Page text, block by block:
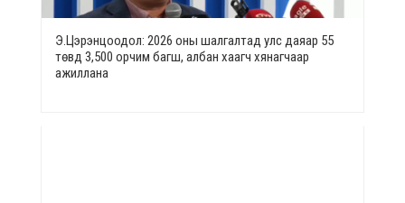
Э.Цэрэнцоодол: 2026 оны шалгалтад улс даяар 55
төвд 3,500 орчим багш, албан хаагч хянагчаар
ажиллана